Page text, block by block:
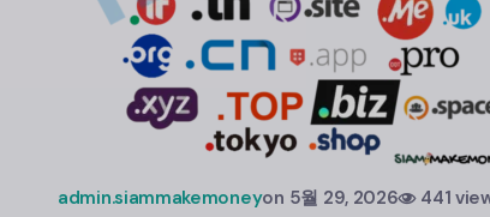
admin.siammakemoneyon 5월 29, 2026 441